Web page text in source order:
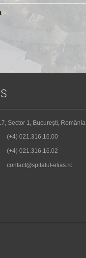
Sector 1, București, România
(+4) 021.316.16.00
(+4) 021.316.16.02
contact@spitalul-elias.ro